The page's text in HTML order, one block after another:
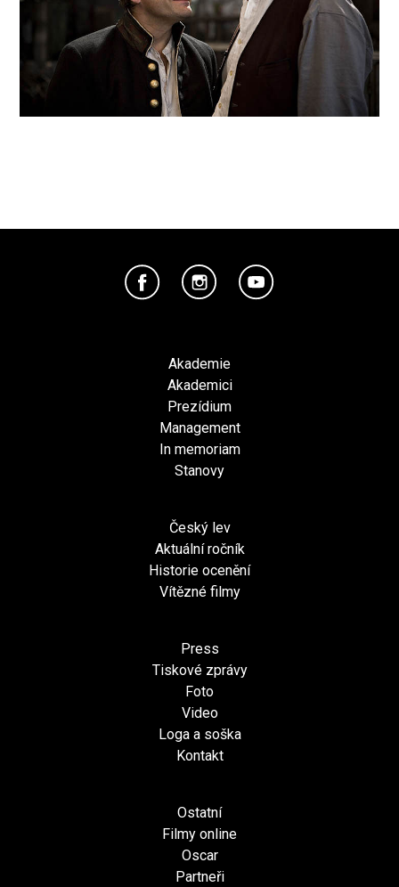
Akademie
Akademici
Prezídium
Management
In memoriam
Stanovy
Český lev
Aktuální ročník
Historie ocenění
Vítězné filmy
Press
Tiskové zprávy
Foto
Video
Loga a soška
Kontakt
Ostatní
Filmy online
Oscar
Partneři